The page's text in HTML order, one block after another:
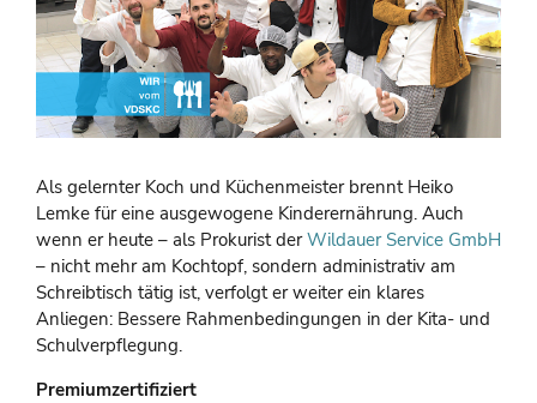
Als gelernter Koch und Küchenmeister brennt Heiko
Lemke für eine ausgewogene Kinderernährung. Auch
wenn er heute – als Prokurist derWildauer Service GmbH
– nicht mehr am Kochtopf, sondern administrativ am
Schreibtisch tätig ist, verfolgt er weiter ein klares
Anliegen: Bessere Rahmenbedingungen in der Kita- und
Schulverpflegung.
Premiumzertifiziert